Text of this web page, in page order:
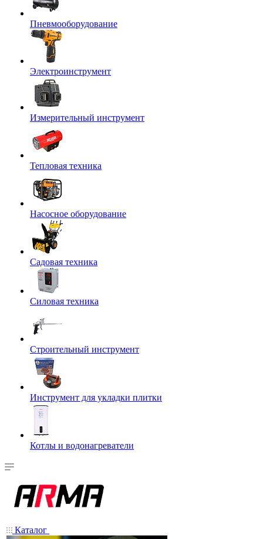
Пневмооборудование
Электроинструмент
Измерительный инструмент
Тепловая техника
Насосное оборудование
Садовая техника
Силовая техника
Строительный инструмент
Инструмент для укладки плитки
Котлы и водонагреватели
Каталог